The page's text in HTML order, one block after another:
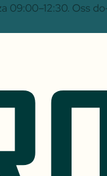
09:00–12:30. Oss